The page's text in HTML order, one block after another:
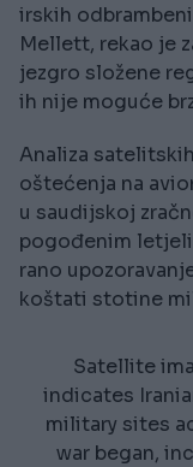
irskih
Mellett, rekao je
jezgro složene
ih nije moguće
Analiza
oštećenja na
u saudijskoj
pogođenim
rano
koštati stotine
Satellite
indicates
military sites
war began,